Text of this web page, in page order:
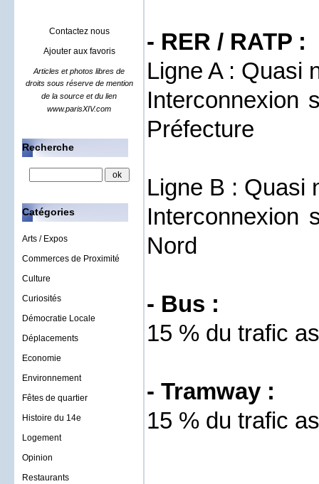
Contactez nous
Ajouter aux favoris
Articles et photos libres de
droits sous réserve de mention
de la source et du lien
www.parisXIV.com
Recherche
Catégories
Arts / Expos
Commerces de Proximité
Culture
Curiosités
Démocratie Locale
Déplacements
Economie
Environnement
Fêtes de quartier
Histoire du 14e
Logement
Opinion
Restaurants
- RER / RATP :
Ligne A : Quasi
Interconnexion
Préfecture
Ligne B : Quasi
Interconnexion
Nord
- Bus :
15 % du trafic
- Tramway :
15 % du trafic